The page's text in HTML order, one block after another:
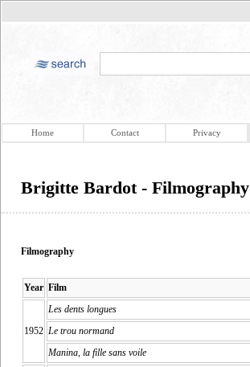
Home Contact Privacy
Brigitte Bardot - Filmography
Filmography
Year Film
1952
Les dents longues
Le trou normand
Manina, la fille sans voile